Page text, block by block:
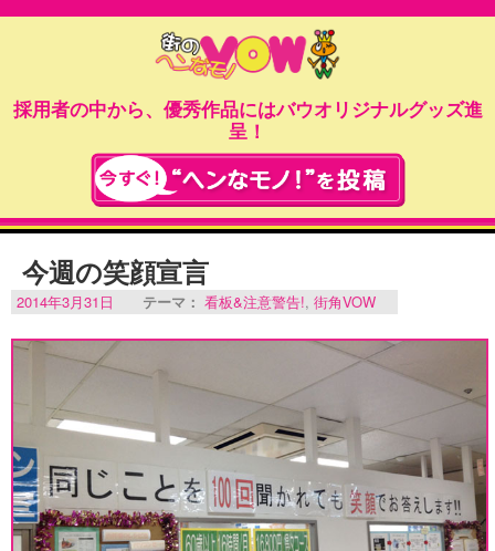
採用者の中から、優秀作品にはバウオリジナルグッズ進
呈！
今週の笑顔宣言
2014年3月31日 テーマ： 看板&注意警告!, 街角VOW